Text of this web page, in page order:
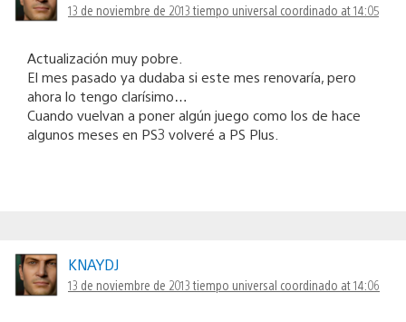
13 de noviembre de 2013 tiempo universal coordinado at 14:05
Actualización muy pobre.
El mes pasado ya dudaba si este mes renovaría, pero
ahora lo tengo clarísimo…
Cuando vuelvan a poner algún juego como los de hace
algunos meses en PS3 volveré a PS Plus.
KNAYDJ
13 de noviembre de 2013 tiempo universal coordinado at 14:06